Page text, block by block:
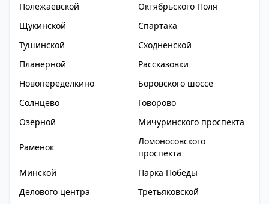
Полежаевской
Октябрьского Поля
Щукинской
Спартака
Тушинской
Сходненской
Планерной
Рассказовки
Новопеределкино
Боровского шоссе
Солнцево
Говорово
Озёрной
Мичуринского проспекта
Раменок
Ломоносовского
проспекта
Минской
Парка Победы
Делового центра
Третьяковской